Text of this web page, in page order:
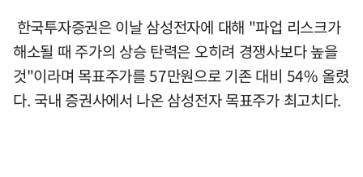
한국투자증권은 이날 삼성전자에 대해 "파업 리스크가
해소될 때 주가의 상승 탄력은 오히려 경쟁사보다 높을
것"이라며 목표주가를 57만원으로 기존 대비 54% 올렸
다. 국내 증권사에서 나온 삼성전자 목표주가 최고치다.